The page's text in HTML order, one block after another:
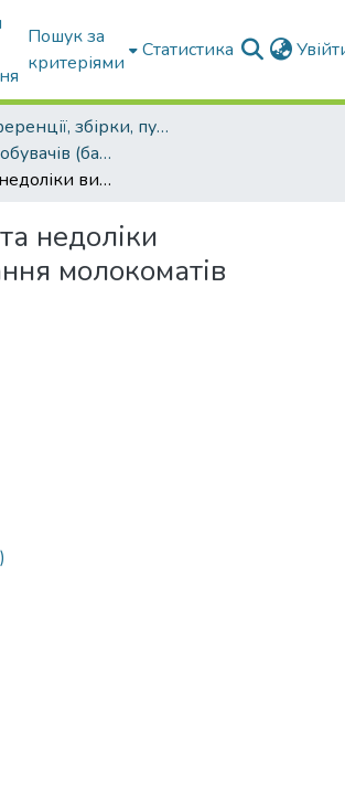
Пошук за
критеріями
Статистика
Конференції, збірки, публікації молодих вчених і здобувачів : магістрів, бакалаврів, аспірантів.
Публікації здобувачів (бакалаврів. магістрів, аспірантів)
Переваги та недоліки використання молокоматів
недоліки
молокоматів